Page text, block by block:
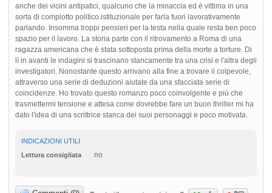
anche dei vicini antipatici, qualcuno che la minaccia ed è vittima in una
sorta di complotto politico.istituzionale per farla fuori lavorativamente
parlando. Insomma troppi pensieri per la testa nella quale resta ben poco
spazio per il lavoro. La storia parte con il ritrovamento a Roma di una
ragazza americana che è stata sottoposta prima della morte a torture. Di
lì in avanti le indagini si trascinano stancamente tra una crisi e l'altra degli
investigatori. Nonostante questo arrivano alla fine a trovare il colpevole,
attraverso una serie di deduzioni aiutate da una sfacciata serie di
coincidenze. Ho trovato questo romanzo poco coinvolgente e più che
trasmettermi tensione e attesa come dovrebbe fare un buon thriller mi ha
dato l'idea di una scrittrice stanca dei suoi personaggi e poco motivata.
INDICAZIONI UTILI
Lettura consigliata
no